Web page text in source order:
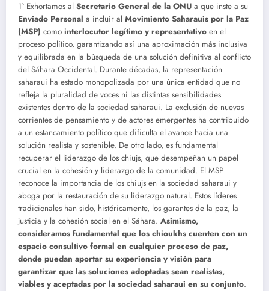
1º Exhortamos al Secretario General de la ONU a que inste a su
Enviado Personal a incluir al Movimiento Saharauis por la Paz
(MSP) como interlocutor legítimo y representativo en el
proceso político, garantizando así una aproximación más inclusiva
y equilibrada en la búsqueda de una solución definitiva al conflicto
del Sáhara Occidental. Durante décadas, la representación
saharaui ha estado monopolizada por una única entidad que no
refleja la pluralidad de voces ni las distintas sensibilidades
existentes dentro de la sociedad saharaui. La exclusión de nuevas
corrientes de pensamiento y de actores emergentes ha contribuido
a un estancamiento político que dificulta el avance hacia una
solución realista y sostenible. De otro lado, es fundamental
recuperar el liderazgo de los chiujs, que desempeñan un papel
crucial en la cohesión y liderazgo de la comunidad. El MSP
reconoce la importancia de los chiujs en la sociedad saharaui y
aboga por la restauración de su liderazgo natural. Estos líderes
tradicionales han sido, históricamente, los garantes de la paz, la
justicia y la cohesión social en el Sáhara. Asimismo,
consideramos fundamental que los chioukhs cuenten con un
espacio consultivo formal en cualquier proceso de paz,
donde puedan aportar su experiencia y visión para
garantizar que las soluciones adoptadas sean realistas,
viables y aceptadas por la sociedad saharaui en su conjunto.